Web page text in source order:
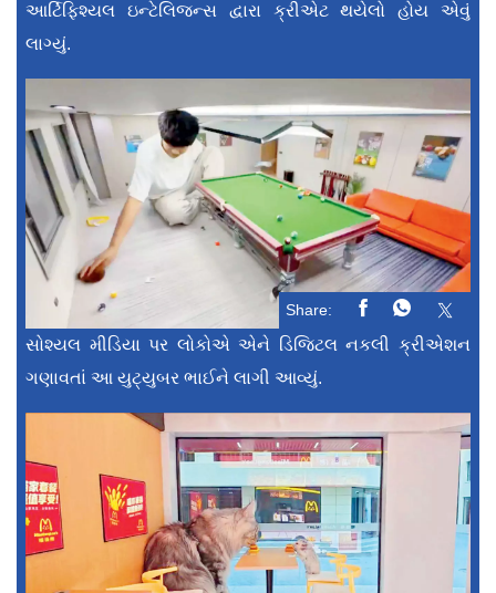
આર્ટિફિશ્યલ ઇન્ટેલિજન્સ દ્વારા ક્રીએટ થયેલો હોય એવું
લાગ્યું.
Share:
સોશ્યલ મીડિયા પર લોકોએ એને ડિજિટલ નકલી ક્રીએશન
ગણાવતાં આ યુટ્યુબર ભાઈને લાગી આવ્યું.